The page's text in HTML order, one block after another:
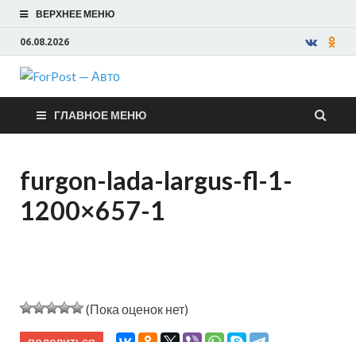
ВЕРХНЕЕ МЕНЮ
06.08.2026
ForPost —
Авто
ГЛАВНОЕ МЕНЮ
furgon-lada-largus-fl-1-
1200×657-1
(Пока оценок нет)